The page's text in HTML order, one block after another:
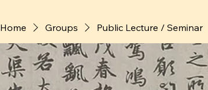
Home Groups Public Lecture / Seminar